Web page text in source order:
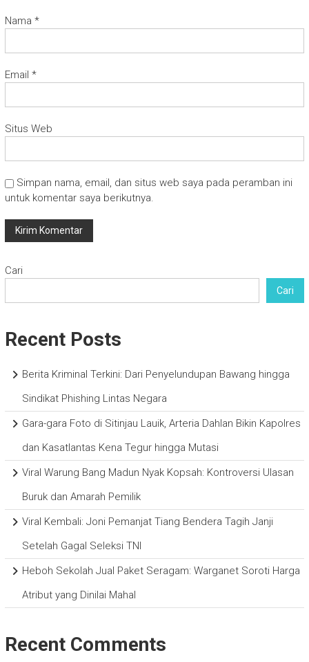
Nama *
Email *
Situs Web
Simpan nama, email, dan situs web saya pada peramban ini
untuk komentar saya berikutnya.
Cari
Cari
Recent Posts
Berita Kriminal Terkini: Dari Penyelundupan Bawang hingga
Sindikat Phishing Lintas Negara
Gara-gara Foto di Sitinjau Lauik, Arteria Dahlan Bikin Kapolres
dan Kasatlantas Kena Tegur hingga Mutasi
Viral Warung Bang Madun Nyak Kopsah: Kontroversi Ulasan
Buruk dan Amarah Pemilik
Viral Kembali: Joni Pemanjat Tiang Bendera Tagih Janji
Setelah Gagal Seleksi TNI
Heboh Sekolah Jual Paket Seragam: Warganet Soroti Harga
Atribut yang Dinilai Mahal
Recent Comments